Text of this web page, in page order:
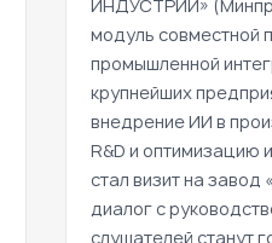
ИНДУСТРИИ»
модуль совместной
промышленной
крупнейших
внедрение ИИ в
R&D и оптимизацию
стал визит на
диалог с
слушателей станут